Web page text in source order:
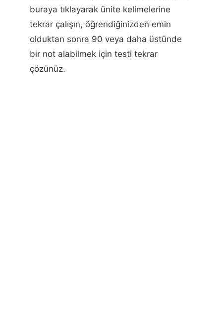
buraya tıklayarak ünite kelimelerine
tekrar çalışın, öğrendiğinizden emin
olduktan sonra 90 veya daha üstünde
bir not alabilmek için testi tekrar
çözünüz.